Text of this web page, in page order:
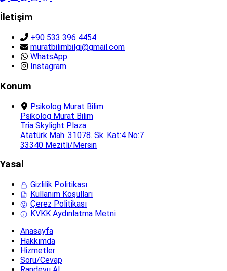
İletişim
+90 533 396 4454
muratbilimbilgi@gmail.com
WhatsApp
Instagram
Konum
Psikolog Murat Bilim
Psikolog Murat Bilim
Tria Skylight Plaza
Atatürk Mah. 31078. Sk. Kat:4 No:7
33340 Mezitli/Mersin
Yasal
Gizlilik Politikası
Kullanım Koşulları
Çerez Politikası
KVKK Aydınlatma Metni
Anasayfa
Hakkımda
Hizmetler
Soru/Cevap